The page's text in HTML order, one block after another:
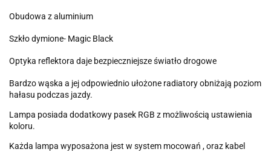
Obudowa z aluminium
Szkło dymione- Magic Black
Optyka reflektora daje bezpieczniejsze światło drogowe
Bardzo wąska a jej odpowiednio ułożone radiatory obniżają poziom
hałasu podczas jazdy.
Lampa posiada dodatkowy pasek RGB z możliwością ustawienia
koloru.
Każda lampa wyposażona jest w system mocowań , oraz kabel